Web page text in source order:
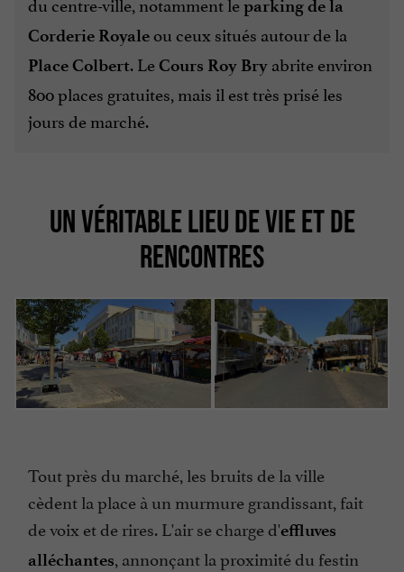
parking de la
Corderie Royaleou ceux situés autour de la
Place Colbert. LeCours Roy Bry abrite environ
800 places gratuites, mais il est très prisé les
jours de marché.
UN VÉRITABLE LIEU DE VIE ET DE
RENCONTRES
Tout près du marché, les bruits de la ville
cèdent la place à un murmure grandissant, fait
de voix et de rires. L'air se charge d'effluves
alléchantes, annonçant la proximité du festin